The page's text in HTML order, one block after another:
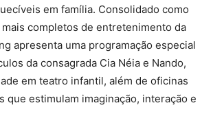
em família. Consolidado como
completos de entretenimento da
apresenta uma programação especial
da consagrada Cia Néia e Nando,
em teatro infantil, além de oficinas
que estimulam imaginação, interação e